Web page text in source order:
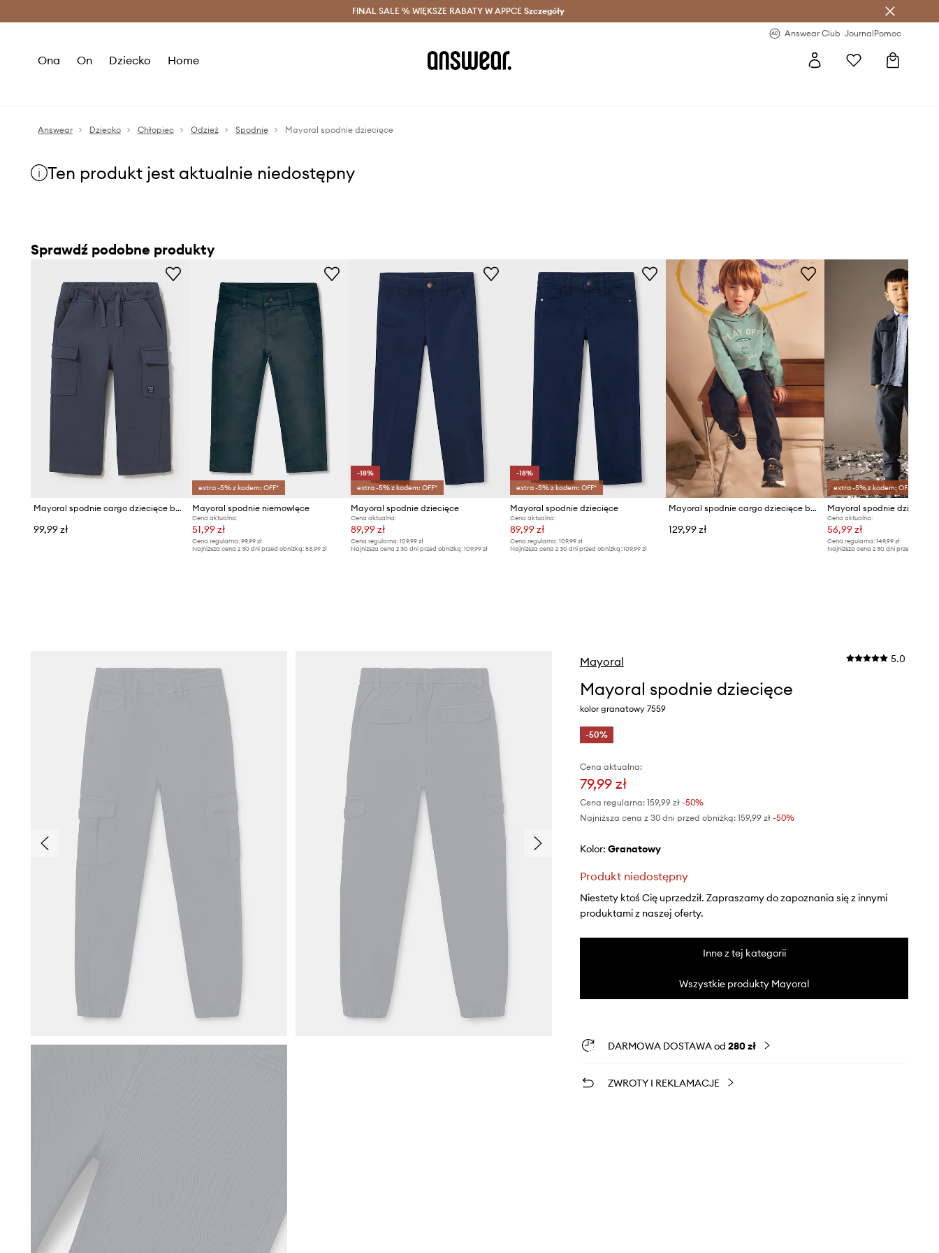
Oszczędzaj z Answear Club > Dostawa nawet w 24h >
FINAL SALE % WIĘKSZE RABATY W APPCE Szczegóły
Answear Club JournalPomoc
Ona On Dziecko Home
Answear Dziecko Chłopiec Odzież Spodnie Mayoral spodnie dziecięce
Ten produkt jest aktualnie niedostępny
Sprawdź podobne produkty
Mayoral spodnie cargo dziecięce bawełniane
99,99 zł
extra -5% z kodem: OFF*
Mayoral spodnie niemowlęce
Cena aktualna:
51,99 zł
Cena regularna:99,99 zł
Najniższa cena z 30 dni przed obniżką:53,99 zł
-18%
extra -5% z kodem: OFF*
Mayoral spodnie dziecięce
Cena aktualna:
89,99 zł
Cena regularna: 109,99 zł
Najniższa cena z 30 dni przed obniżką: 109,99 zł
-18%
extra -5% z kodem: OFF*
Mayoral spodnie dziecięce
Cena aktualna:
89,99 zł
Cena regularna: 109,99 zł
Najniższa cena z 30 dni przed obniżką: 109,99 zł
Mayoral spodnie cargo dziecięce bawełniane z elastanem
129,99 zł
extra -5% z kodem: OFF*
Mayoral spodnie dziecięce
Cena aktualna:
56,99 zł
Cena regularna: 149,99 zł
Najniższa cena z 30 dni przed obniżką:
Mayoral 5.0
Mayoral spodnie dziecięce
kolor granatowy 7559
-50%
Cena aktualna:
79,99 zł
Cena regularna: 159,99 zł-50%
Najniższa cena z 30 dni przed obniżką: 159,99 zł -50%
Kolor: granatowy
Produkt niedostępny
Niestety ktoś Cię uprzedził. Zapraszamy do zapoznania się z innymi
produktami z naszej oferty.
Inne z tej kategorii
Wszystkie produkty Mayoral
DARMOWA DOSTAWA od 280 zł
ZWROTY I REKLAMACJE